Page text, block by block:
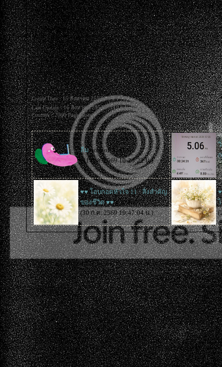
Create Date : 15 สิงหาคม 2553
Last Update : 16 สิงหาคม 2553 7:39:13 น.
Counter : 2060 Pageviews.
ลืม nonnoiGiwGiw
(31 ก.ค. 2569 10:28:22 น.)
♥♥ โอบกอดหัวใจ 11 · สิ่งสำคัญ
ของชีวิต ♥♥ ทูน่าค่ะ
(30 ก.ค. 2569 10:47:04 น.)